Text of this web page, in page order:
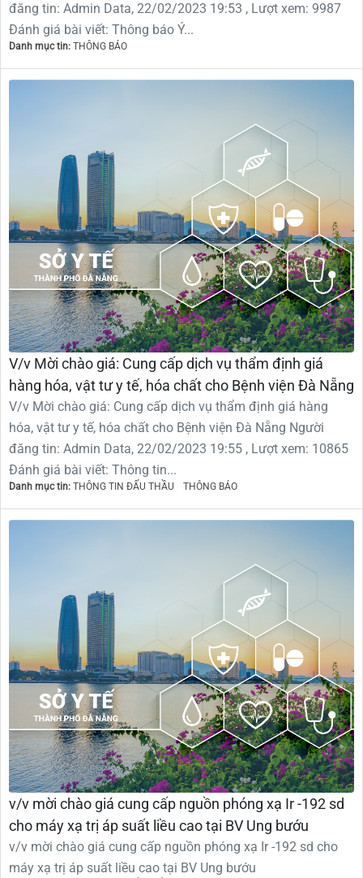
đăng tin: Admin Data, 22/02/2023 19:53 , Lượt xem: 9987
Đánh giá bài viết: Thông báo Ý...
Danh mục tin: THÔNG BÁO
V/v Mời chào giá: Cung cấp dịch vụ thẩm định giá
hàng hóa, vật tư y tế, hóa chất cho Bệnh viện Đà Nẵng
V/v Mời chào giá: Cung cấp dịch vụ thẩm định giá hàng
hóa, vật tư y tế, hóa chất cho Bệnh viện Đà Nẵng Người
đăng tin: Admin Data, 22/02/2023 19:55 , Lượt xem: 10865
Đánh giá bài viết: Thông tin...
Danh mục tin: THÔNG TIN ĐẤU THẦU THÔNG BÁO
v/v mời chào giá cung cấp nguồn phóng xạ Ir -192 sd
cho máy xạ trị áp suất liều cao tại BV Ung bướu
v/v mời chào giá cung cấp nguồn phóng xạ Ir -192 sd cho
máy xạ trị áp suất liều cao tại BV Ung bướu